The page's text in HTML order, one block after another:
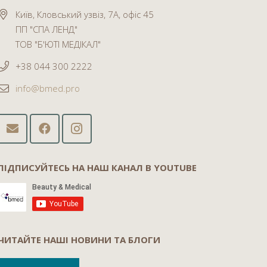
Київ, Кловський узвіз, 7А, офіс 45
ПП "СПА ЛЕНД"
ТОВ "Б'ЮТІ МЕДІКАЛ"
+38 044 300 2222
info@bmed.pro
НА НАШ КАНАЛ В YOUTUBE
НАШІ НОВИНИ ТА БЛОГИ